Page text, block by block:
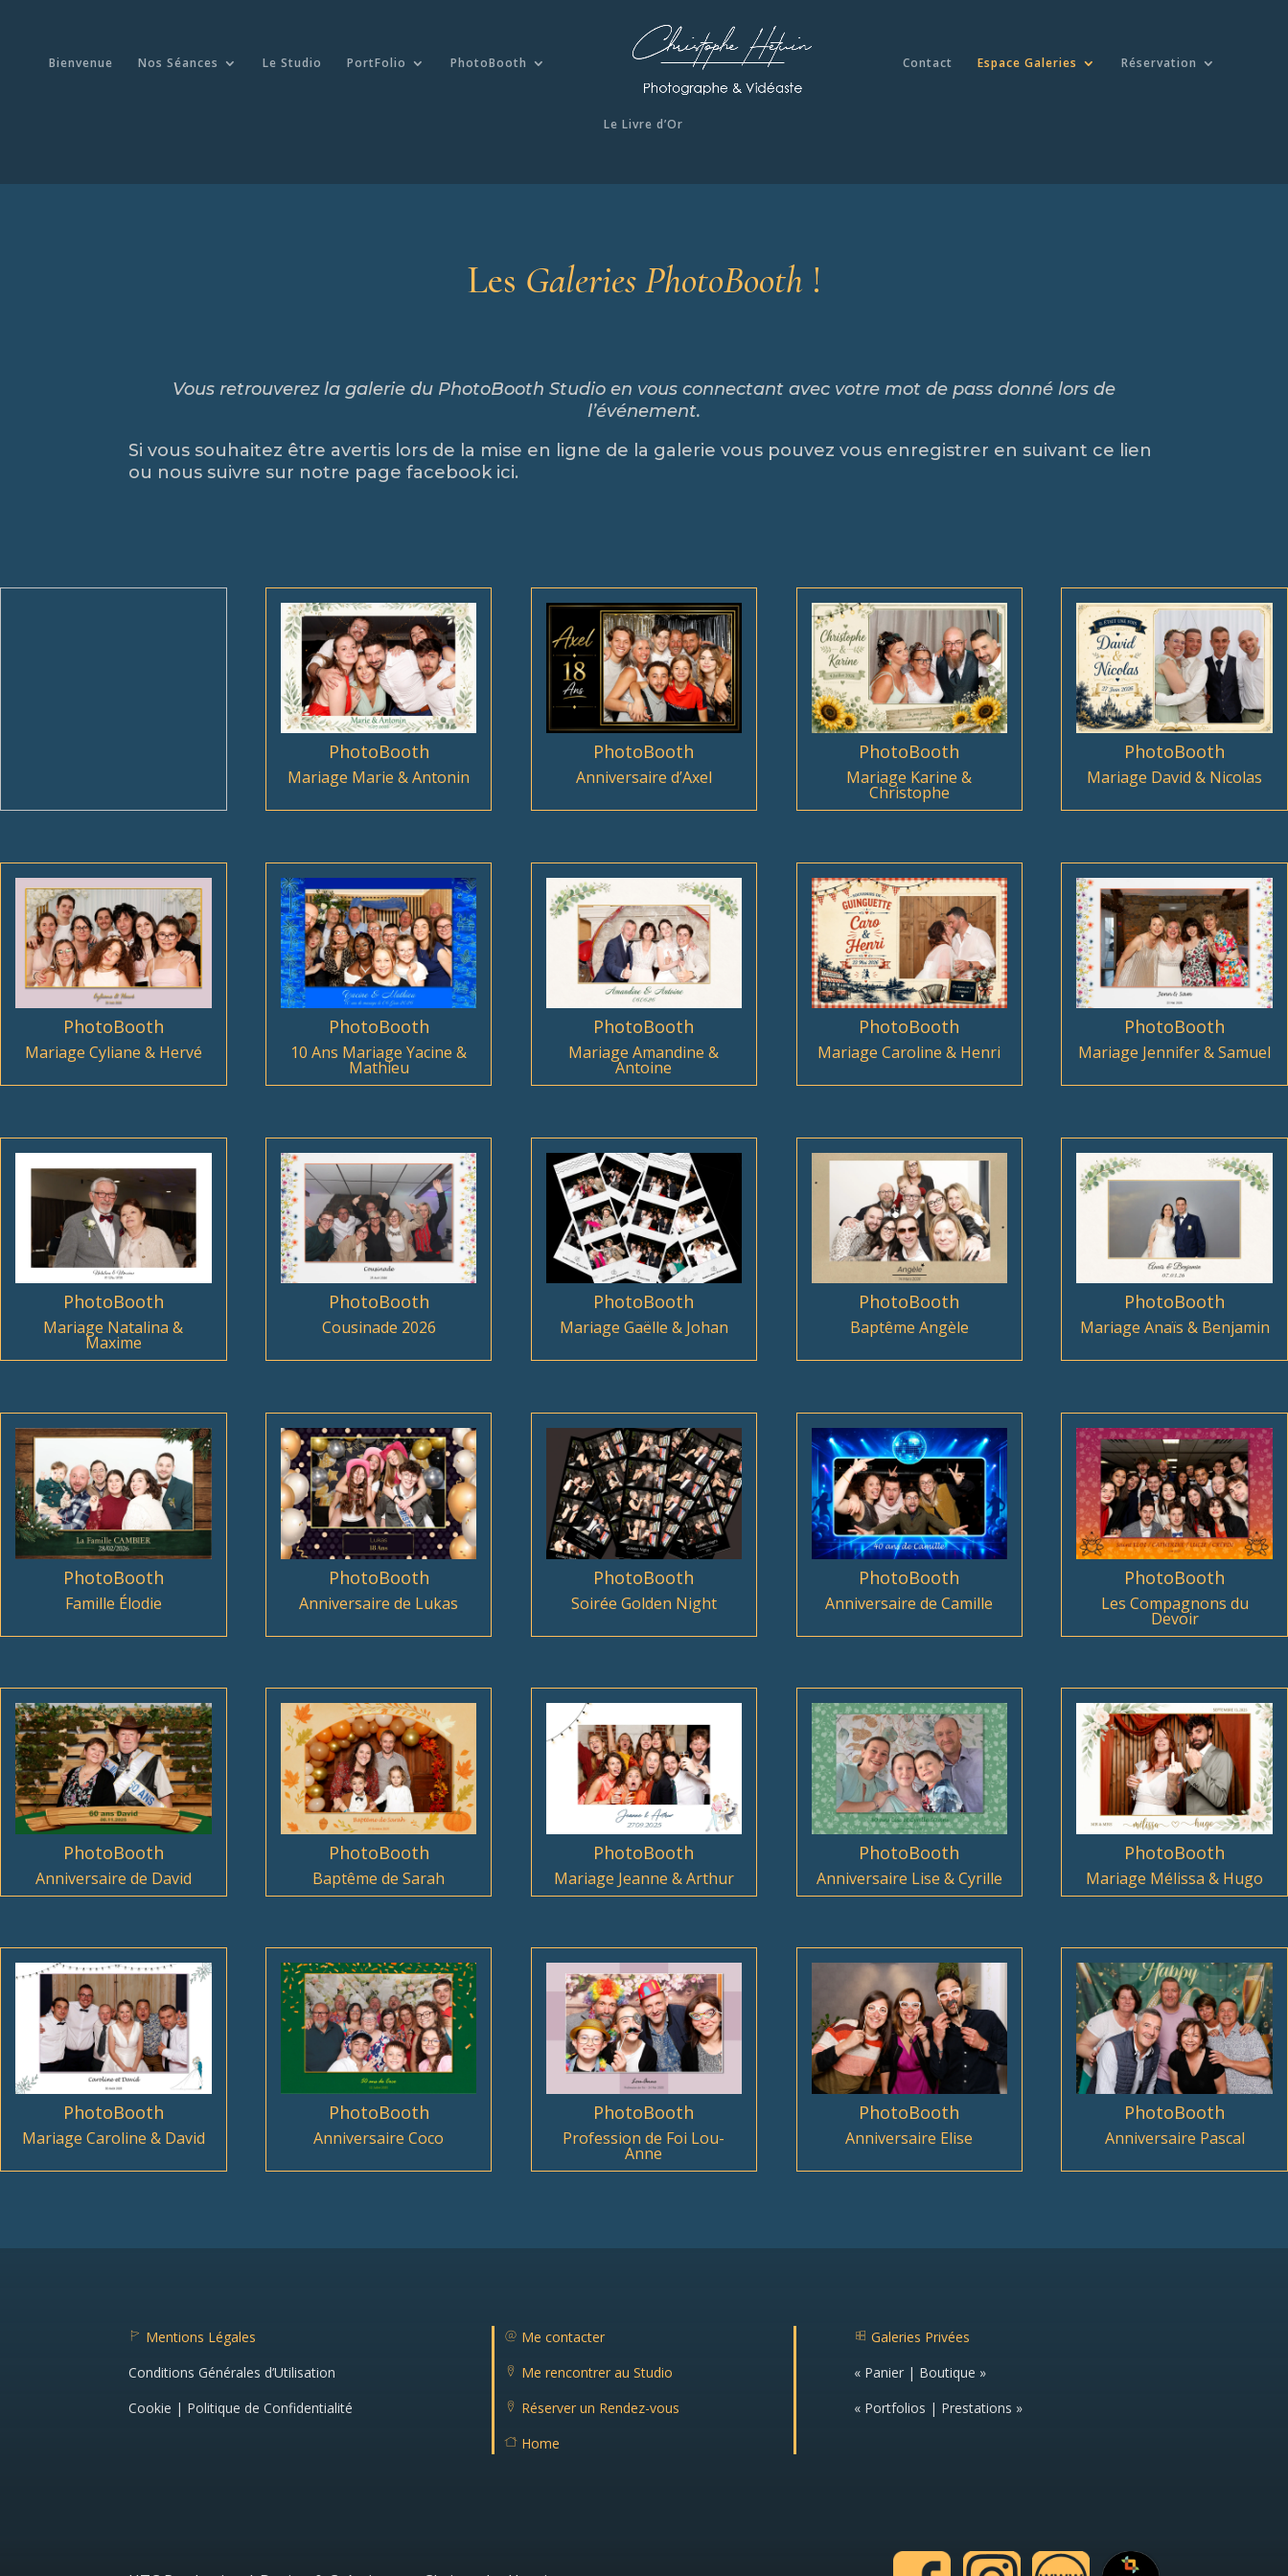
Bienvenue Nos Séances Le Studio PortFolio PhotoBooth Contact Espace Galeries Réservation
Le Livre d’Or
Les Galeries PhotoBooth !
Vous retrouverez la galerie du PhotoBooth Studio en vous connectant avec votre mot de pass donné lors de
l’événement.
Si vous souhaitez être avertis lors de la mise en ligne de la galerie vous pouvez vous enregistrer en suivant ce lien
ou nous suivre sur notre page facebook ici.
PhotoBooth
Mariage Marie & Antonin
PhotoBooth
Anniversaire d’Axel
PhotoBooth
Mariage Karine &
Christophe
PhotoBooth
Mariage David & Nicolas
PhotoBooth
Mariage Cyliane & Hervé
PhotoBooth
10 Ans Mariage Yacine &
Mathieu
PhotoBooth
Mariage Amandine &
Antoine
PhotoBooth
Mariage Caroline & Henri
PhotoBooth
Mariage Jennifer & Samuel
PhotoBooth
Mariage Natalina &
Maxime
PhotoBooth
Cousinade 2026
PhotoBooth
Mariage Gaëlle & Johan
PhotoBooth
Baptême Angèle
PhotoBooth
Mariage Anaïs & Benjamin
PhotoBooth
Famille Élodie
PhotoBooth
Anniversaire de Lukas
PhotoBooth
Soirée Golden Night
PhotoBooth
Anniversaire de Camille
PhotoBooth
Les Compagnons du
Devoir
PhotoBooth
Anniversaire de David
PhotoBooth
Baptême de Sarah
PhotoBooth
Mariage Jeanne & Arthur
PhotoBooth
Anniversaire Lise & Cyrille
PhotoBooth
Mariage Mélissa & Hugo
PhotoBooth
Mariage Caroline & David
PhotoBooth
Anniversaire Coco
PhotoBooth
Profession de Foi Lou-
Anne
PhotoBooth
Anniversaire Elise
PhotoBooth
Anniversaire Pascal
g
o
n
Mentions Légales
Conditions Générales d’Utilisation
Cookie | Politique de Confidentialité
m
ail
ic
n
Me contacter
c
at
n
ic
Me rencontrer au Studio
c
at
Réserver un Rendez-vous
Home
er
ic
o
Galeries Privées
« Panier | Boutique »
« Portfolios | Prestations »